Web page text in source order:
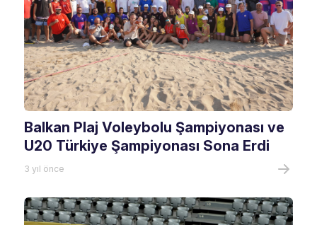
Balkan Plaj Voleybolu Şampiyonası ve
U20 Türkiye Şampiyonası Sona Erdi
3 yıl önce